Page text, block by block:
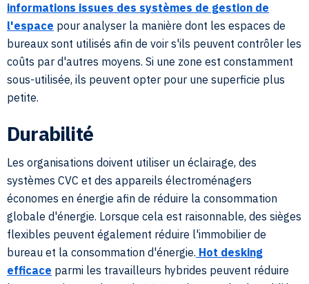
informations issues des systèmes de gestion de
l'espace pour analyser la manière dont les espaces de
bureaux sont utilisés afin de voir s'ils peuvent contrôler les
coûts par d'autres moyens. Si une zone est constamment
sous-utilisée, ils peuvent opter pour une superficie plus
petite.
Durabilité
Les organisations doivent utiliser un éclairage, des
systèmes CVC et des appareils électroménagers
économes en énergie afin de réduire la consommation
globale d'énergie. Lorsque cela est raisonnable, des sièges
flexibles peuvent également réduire l'immobilier de
bureau et la consommation d'énergie. Hot desking
efficace parmi les travailleurs hybrides peuvent réduire